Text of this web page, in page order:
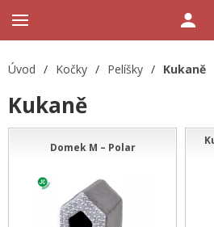
Úvod / Kočky / Pelíšky / Kukaně
Kukaně
Domek M – Polar